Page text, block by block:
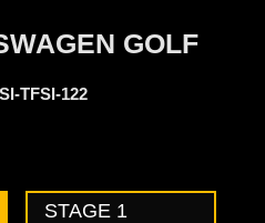
GOLF
TFSI-122
STAGE 1